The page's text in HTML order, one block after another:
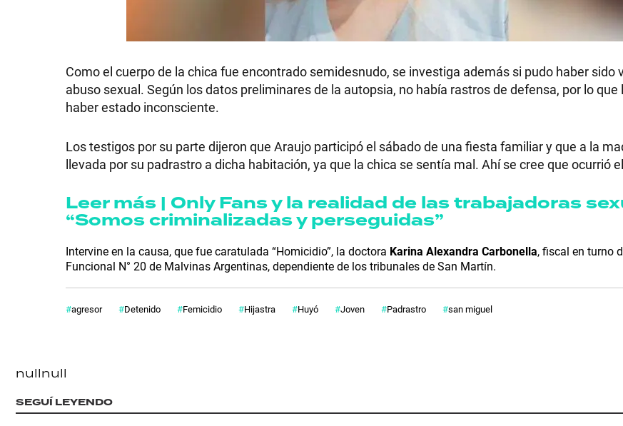
Como el cuerpo de la chica fue encontrado semidesnudo, se investiga además si pudo haber sido
abuso sexual. Según los datos preliminares de la autopsia, no había rastros de defensa, por lo que
haber estado inconsciente.
Los testigos por su parte dijeron que Araujo participó el sábado de una fiesta familiar y que a la
llevada por su padrastro a dicha habitación, ya que la chica se sentía mal. Ahí se cree que ocurrió
Leer más | Only Fans y la realidad de las trabajadoras
“Somos criminalizadas y perseguidas”
Intervine en la causa, que fue caratulada “Homicidio”, la doctora Karina Alexandra Carbonella, fiscal en turno
Funcional N° 20 de Malvinas Argentinas, dependiente de los tribunales de San Martín.
agresor Detenido Femicidio Hijastra Huyó Joven Padrastro san miguel
nullnull
SEGUÍ LEYENDO
DEPORTES
TECNOLOGÍA